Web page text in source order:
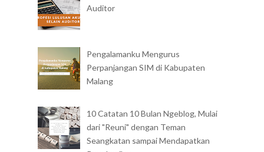
Auditor
Pengalamanku Mengurus
Perpanjangan SIM di Kabupaten
Malang
10 Catatan 10 Bulan Ngeblog, Mulai
dari "Reuni" dengan Teman
Seangkatan sampai Mendapatkan